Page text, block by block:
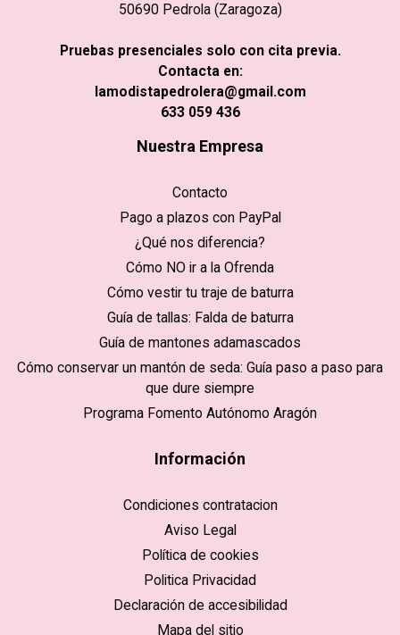
50690 Pedrola (Zaragoza)
Pruebas presenciales solo con cita previa.
Contacta en:
lamodistapedrolera@gmail.com
633 059 436
Nuestra Empresa
Contacto
Pago a plazos con PayPal
¿Qué nos diferencia?
Cómo NO ir a la Ofrenda
Cómo vestir tu traje de baturra
Guía de tallas: Falda de baturra
Guía de mantones adamascados
Cómo conservar un mantón de seda: Guía paso a paso para
que dure siempre
Programa Fomento Autónomo Aragón
Información
Condiciones contratacion
Aviso Legal
Política de cookies
Politica Privacidad
Declaración de accesibilidad
Mapa del sitio